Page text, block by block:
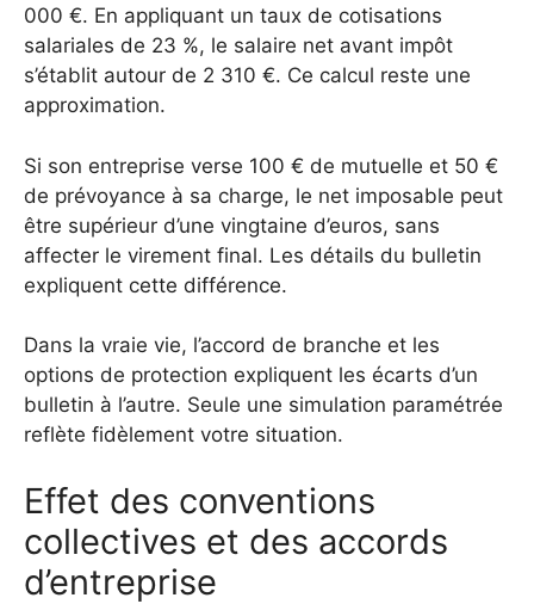
000 €. En appliquant un taux de cotisations
salariales de 23 %, le salaire net avant impôt
s’établit autour de 2 310 €. Ce calcul reste une
approximation.
Si son entreprise verse 100 € de mutuelle et 50 €
de prévoyance à sa charge, le net imposable peut
être supérieur d’une vingtaine d’euros, sans
affecter le virement final. Les détails du bulletin
expliquent cette différence.
Dans la vraie vie, l’accord de branche et les
options de protection expliquent les écarts d’un
bulletin à l’autre. Seule une simulation paramétrée
reflète fidèlement votre situation.
Effet des conventions
collectives et des accords
d’entreprise